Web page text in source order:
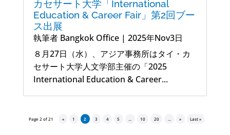
カセサート大学「International
Education & Career Fair」第2回ブー
ス出展
執筆者 Bangkok Office| 2025年Nov3日
８月27日（水）、アジア事務所はタイ・カ
セサート大学人文学部主催の「2025
International Education & Career...
Page 2 of 21 « 1 2 3 4 5 10 20 » Last »